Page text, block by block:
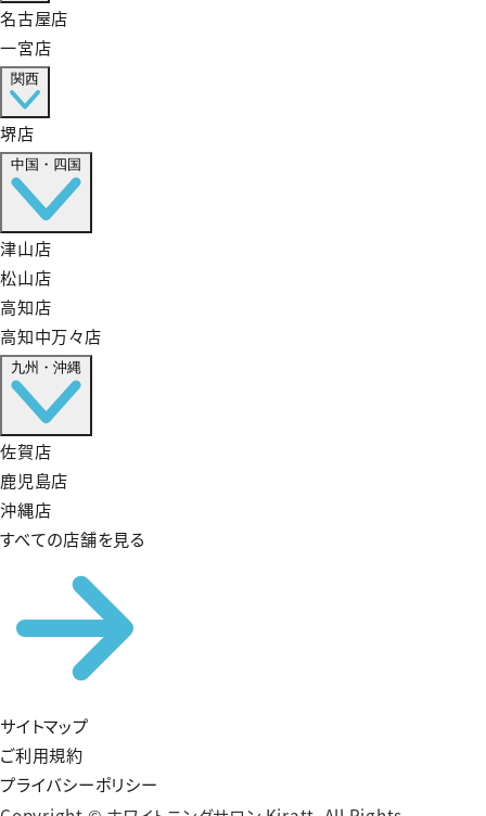
名古屋店
一宮店
関西
堺店
中国・四国
津山店
松山店
高知店
高知中万々店
九州・沖縄
佐賀店
鹿児島店
沖縄店
すべての店舗を見る
サイトマップ
ご利用規約
プライバシーポリシー